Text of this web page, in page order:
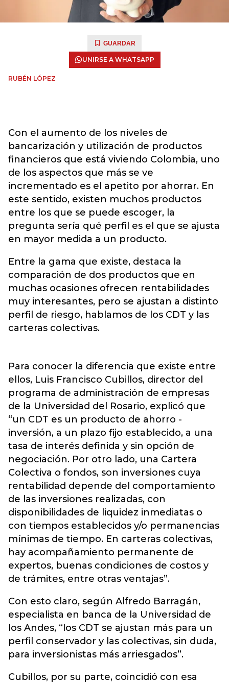
GUARDAR
UNIRSE A WHATSAPP
RUBÉN LÓPEZ
Con el aumento de los niveles de
bancarización y utilización de productos
financieros que está viviendo Colombia, uno
de los aspectos que más se ve
incrementado es el apetito por ahorrar. En
este sentido, existen muchos productos
entre los que se puede escoger, la
pregunta sería qué perfil es el que se ajusta
en mayor medida a un producto.
Entre la gama que existe, destaca la
comparación de dos productos que en
muchas ocasiones ofrecen rentabilidades
muy interesantes, pero se ajustan a distinto
perfil de riesgo, hablamos de los CDT y las
carteras colectivas.
Para conocer la diferencia que existe entre
ellos, Luis Francisco Cubillos, director del
programa de administración de empresas
de la Universidad del Rosario, explicó que
“un CDT es un producto de ahorro -
inversión, a un plazo fijo establecido, a una
tasa de interés definida y sin opción de
negociación. Por otro lado, una Cartera
Colectiva o fondos, son inversiones cuya
rentabilidad depende del comportamiento
de las inversiones realizadas, con
disponibilidades de liquidez inmediatas o
con tiempos establecidos y/o permanencias
mínimas de tiempo. En carteras colectivas,
hay acompañamiento permanente de
expertos, buenas condiciones de costos y
de trámites, entre otras ventajas”.
Con esto claro, según Alfredo Barragán,
especialista en banca de la Universidad de
los Andes, “los CDT se ajustan más para un
perfil conservador y las colectivas, sin duda,
para inversionistas más arriesgados”.
Cubillos, por su parte, coincidió con esa